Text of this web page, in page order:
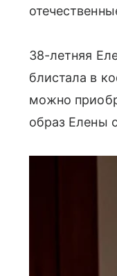
38-летняя
блистала в
можно
образ Елены